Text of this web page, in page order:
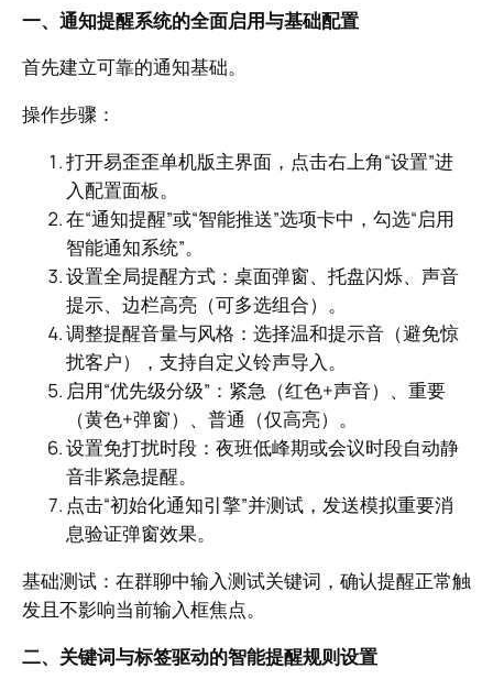
一、通知提醒系统的全面启用与基础配置
首先建立可靠的通知基础。
操作步骤：
打开易歪歪单机版主界面，点击右上角“设置”进
入配置面板。
在“通知提醒”或“智能推送”选项卡中，勾选“启用
智能通知系统”。
设置全局提醒方式：桌面弹窗、托盘闪烁、声音
提示、边栏高亮（可多选组合）。
调整提醒音量与风格：选择温和提示音（避免惊
扰客户），支持自定义铃声导入。
启用“优先级分级”：紧急（红色+声音）、重要
（黄色+弹窗）、普通（仅高亮）。
设置免打扰时段：夜班低峰期或会议时段自动静
音非紧急提醒。
点击“初始化通知引擎”并测试，发送模拟重要消
息验证弹窗效果。
基础测试：在群聊中输入测试关键词，确认提醒正常触
发且不影响当前输入框焦点。
二、关键词与标签驱动的智能提醒规则设置